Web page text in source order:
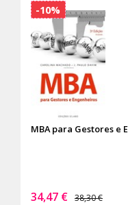
MBA para Gestores e
34,47 € 38,30 €
-10%